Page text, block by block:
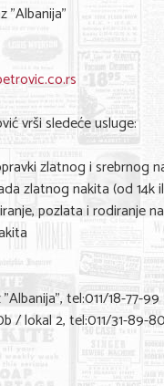
"Albanija"
vrši sledeće usluge:
zlatnog i srebrnog
zlatnog nakita (od
pozlata i rodiranje
tel:011/18-77-99
/ lokal 2, tel:011/31-89-